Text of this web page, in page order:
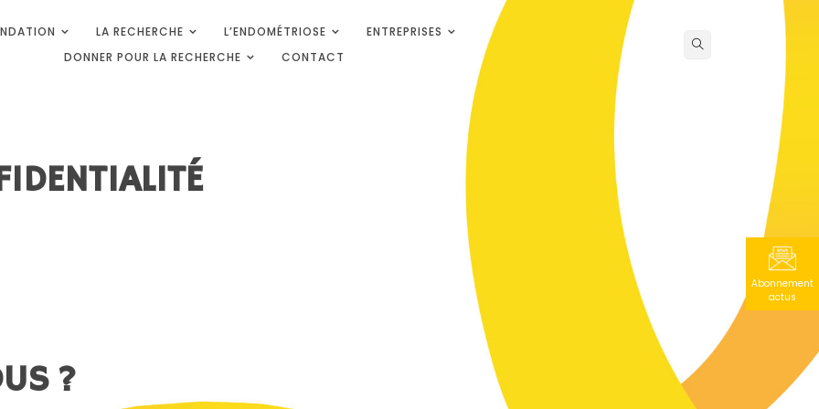
L'ENDOMÉTRIOSE
LA RECHERCHE L’ENDOMÉTRIOSE
ENTREPRISES
DONNER POUR LA RECHERCHE
CONTACT
Abonnement
actus
?